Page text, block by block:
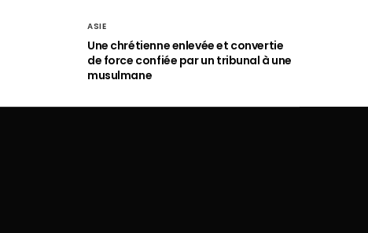
ASIE
Une chrétienne enlevée et convertie
de force confiée par un tribunal à une
musulmane